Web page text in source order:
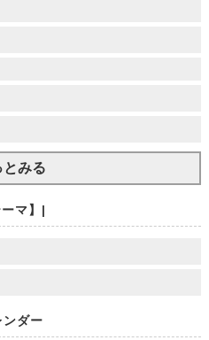
とみる
ーマ】|
ンダー